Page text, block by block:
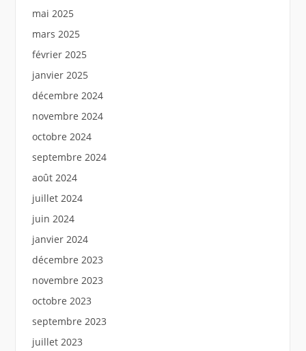
mai 2025
mars 2025
février 2025
janvier 2025
décembre 2024
novembre 2024
octobre 2024
septembre 2024
août 2024
juillet 2024
juin 2024
janvier 2024
décembre 2023
novembre 2023
octobre 2023
septembre 2023
juillet 2023